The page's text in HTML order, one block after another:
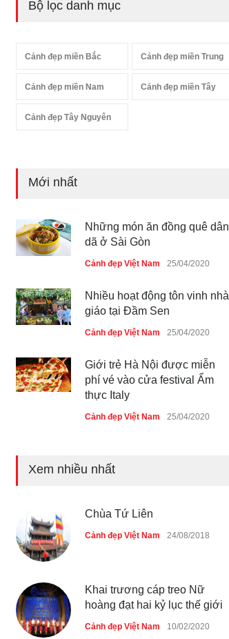
Bộ lọc danh mục
Cảnh đẹp miền Bắc Cảnh đẹp miền Trung
Cảnh đẹp miền Nam Cảnh đẹp miền Tây
Cảnh đẹp Tây Nguyên
Mới nhất
Những món ăn đồng quê dân
dã ở Sài Gòn
Cảnh đẹp Việt Nam 25/04/2020
Nhiều hoạt động tôn vinh nhà
giáo tại Đầm Sen
Cảnh đẹp Việt Nam 25/04/2020
Giới trẻ Hà Nội được miễn
phí vé vào cửa festival Ẩm
thực Italy
Cảnh đẹp Việt Nam 25/04/2020
Bán đảo Sơn Trà sẽ là khu
du lịch quốc gia
Xem nhiều nhất
Chùa Tứ Liên
Cảnh đẹp Việt Nam 24/08/2018
Khai trương cáp treo Nữ
hoàng đạt hai kỷ lục thế giới
Cảnh đẹp Việt Nam 10/02/2020